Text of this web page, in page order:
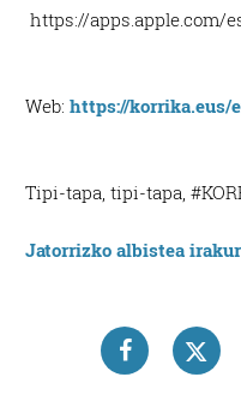
https://apps.apple.com/
Web:https://korrika.eus/
Tipi-tapa, tipi-tapa,
Jatorrizko albistea